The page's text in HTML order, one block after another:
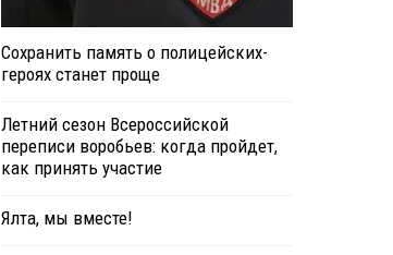
Сохранить память о полицейских-
героях станет проще
Летний сезон Всероссийской
переписи воробьев: когда пройдет,
как принять участие
Ялта, мы вместе!